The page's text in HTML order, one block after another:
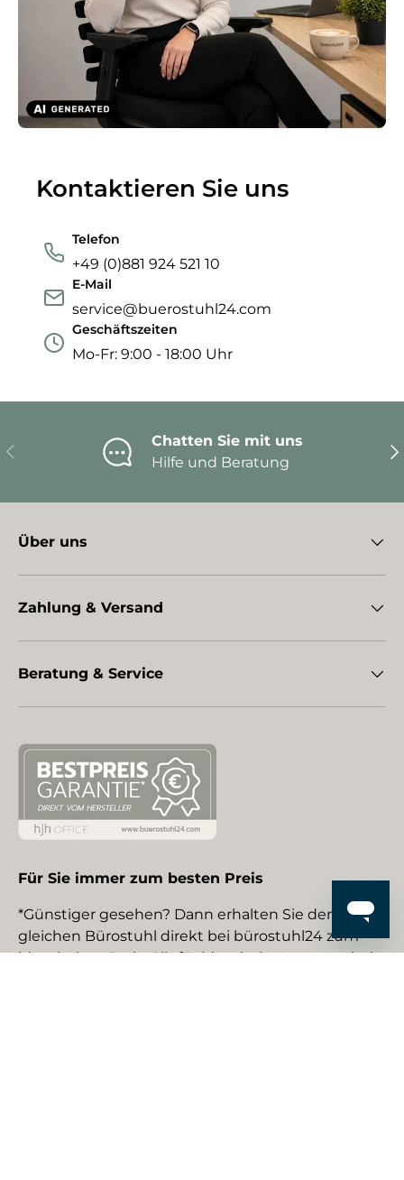
Kontaktieren Sie uns
Telefon
+49 (0)881 924 521 10
E-Mail
service@buerostuhl24.com
Geschäftszeiten
Mo-Fr: 9:00 - 18:00 Uhr
Vorherige
Chatten Sie mit uns
Hilfe und Beratung
Über uns
Zahlung & Versand
Beratung & Service
Für Sie immer zum besten Preis
*Günstiger gesehen? Dann erhalten Sie den
gleichen Bürostuhl direkt bei bürostuhl24 zum
identischen Preis. Gilt für identische Neuware bei